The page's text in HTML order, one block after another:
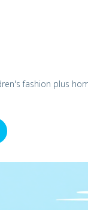
fashion plus